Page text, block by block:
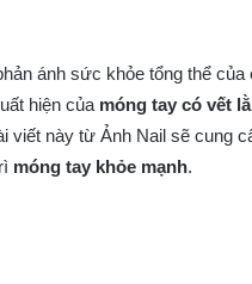
ánh sức khỏe tổng thể của
hiện của móng tay có vết
viết này từ Ảnh Nail sẽ cung
móng tay khỏe mạnh.